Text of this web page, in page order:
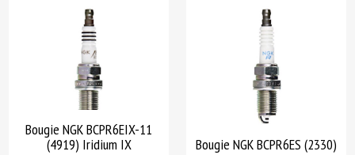
Bougie NGK BCPR6EIX-11
(4919) Iridium IX
Bougie NGK BCPR6ES (2330)